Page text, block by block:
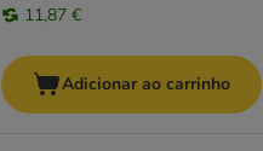
11,87 €
Adicionar ao carrinho